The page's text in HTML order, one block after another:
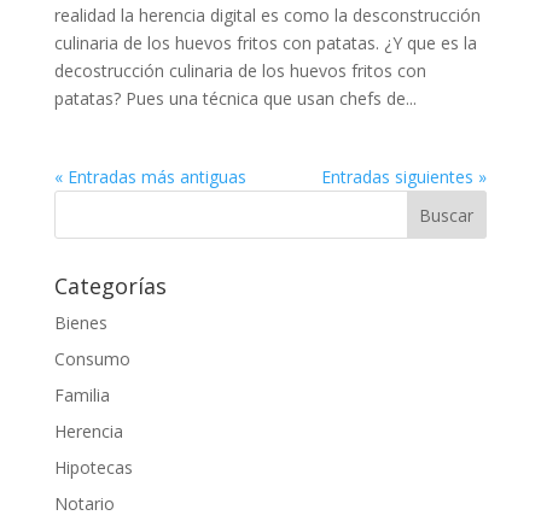
realidad la herencia digital es como la desconstrucción
culinaria de los huevos fritos con patatas. ¿Y que es la
decostrucción culinaria de los huevos fritos con
patatas? Pues una técnica que usan chefs de...
« Entradas más antiguas Entradas siguientes »
Categorías
Bienes
Consumo
Familia
Herencia
Hipotecas
Notario